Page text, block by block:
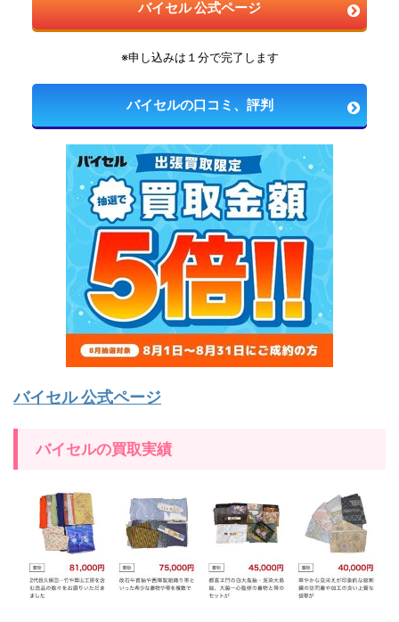
バイセル 公式ページ
※申し込みは１分で完了します
バイセルの口コミ、評判
バイセル 公式ページ
バイセルの買取実績